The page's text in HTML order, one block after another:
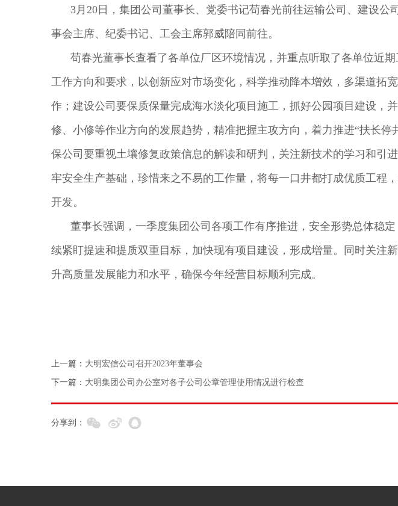
3月 20日，集团公司董事长、党委书记苟春光前往运输公司、建设
事会主席、纪委书记、工会主席郭威陪同前往。
苟春光董事长查看了各单位厂区环境情况，并重点听取了各单位近
工作方向和要求，以创新应对市场变化，科学推动降本增效，多渠道拓
作；建设公司要保质保量完成海水淡化项目施工，抓好公园项目建设，
修、小修等作业方向的发展趋势，精准把握主攻方向，着力推进“扶长
保公司要重视土壤修复政策信息的解读和研判，关注新技术的学习和引
牢安全生产基础，珍惜来之不易的工作量，将每一口井都打成优质工程
开发。
董事长强调，一季度集团公司各项工作有序推进，安全形势总体稳
续紧盯提速和提质双重目标，加快现有项目建设，形成增量。同时关注
升高质量发展能力和水平，确保今年经营目标顺利完成。
上一篇： 大明宏信公司召开2023年董事会
下一篇： 大明集团公司办公室对各子公司公章管理使用情况进行检查
分享到：